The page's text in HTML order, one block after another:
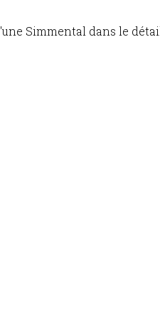
Simmental dans le détail